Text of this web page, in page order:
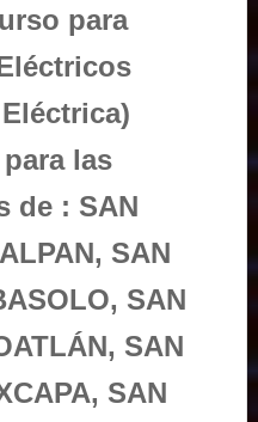
para
las
de : SAN
SAN
SAN
SAN
SAN